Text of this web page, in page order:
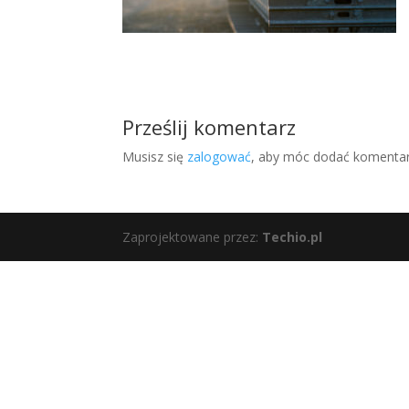
Prześlij komentarz
Musisz się zalogować, aby móc dodać
Zaprojektowane przez: Techio.pl